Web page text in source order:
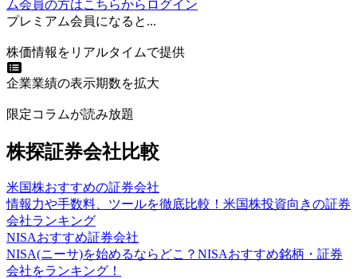
ム会員の方はこちらからログイン
プレミアム会員になると...
株価情報をリアルタイムで提供
企業業績の表示期数を拡大
限定コラムが読み放題
株探証券会社比較
米国株おすすめの証券会社
情報力や手数料、ツールを徹底比較！米国株投資向きの証券
会社ランキング
NISAおすすめ証券会社
NISA(ニーサ)を始めるならどこ？NISAおすすめ銘柄・証券
会社をランキング！